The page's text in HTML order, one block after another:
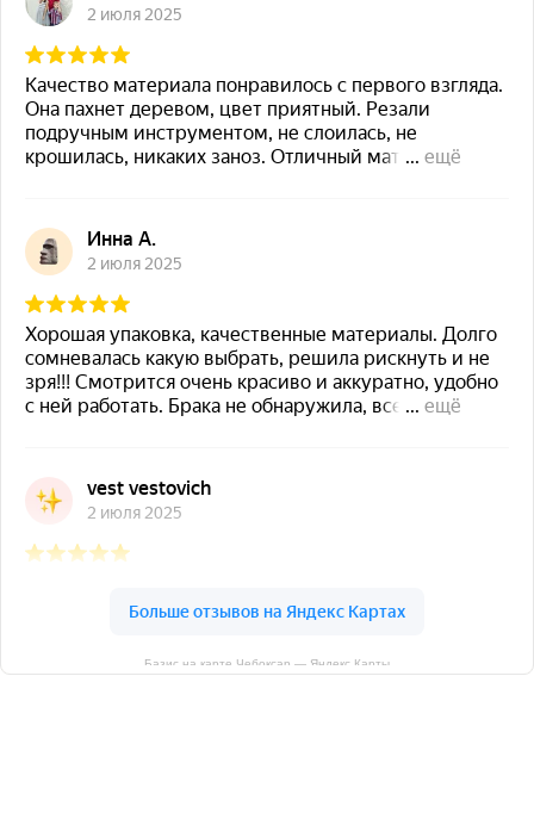
Базис на карте Чебоксар — Яндекс Карты